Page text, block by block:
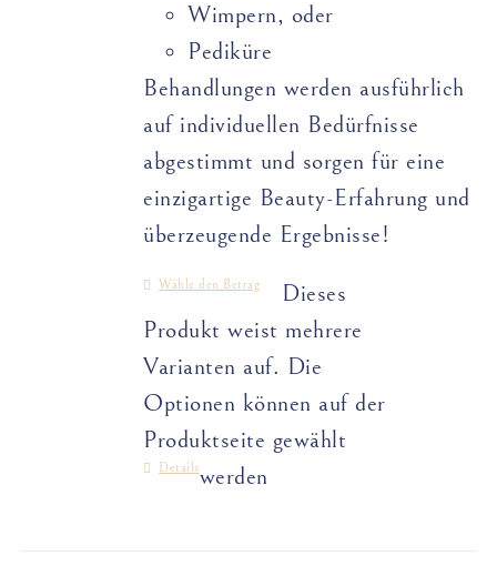
Wimpern, oder
Pediküre
Behandlungen werden ausführlich
auf individuellen Bedürfnisse
abgestimmt und sorgen für eine
einzigartige Beauty-Erfahrung und
überzeugende Ergebnisse!
Wähle den Betrag
Dieses
Produkt weist mehrere
Varianten auf. Die
Optionen können auf der
Produktseite gewählt
werden
Details